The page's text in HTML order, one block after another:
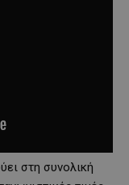
στη συνολική